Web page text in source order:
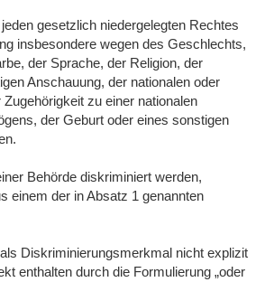
gesetzlich niedergelegten Rechtes
insbesondere wegen des Geschlechts,
der Sprache, der Religion, der
Anschauung, der nationalen oder
zu einer nationalen
der Geburt oder eines sonstigen
Behörde diskriminiert werden,
einem der in Absatz 1 genannten
Diskriminierungsmerkmal nicht explizit
enthalten durch die Formulierung „oder